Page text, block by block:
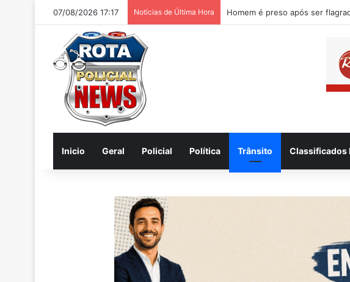
07/08/2026 17:17 Notícias de Última Hora Homem é preso após ser
Inicio Geral Policial Política Trânsito Classificados